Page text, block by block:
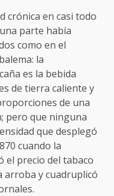
crónica en casi todo
parte había
como en el
la
es la bebida
de tierra caliente y
de una
pero que ninguna
que desplegó
cuando la
el precio del tabaco
arroba y cuadruplicó